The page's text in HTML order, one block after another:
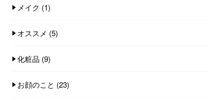
メイク (1)
オススメ (5)
化粧品 (9)
お顔のこと (23)